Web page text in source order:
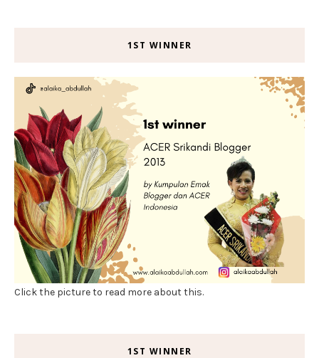
1ST WINNER
Click the picture to read more about this.
1ST WINNER